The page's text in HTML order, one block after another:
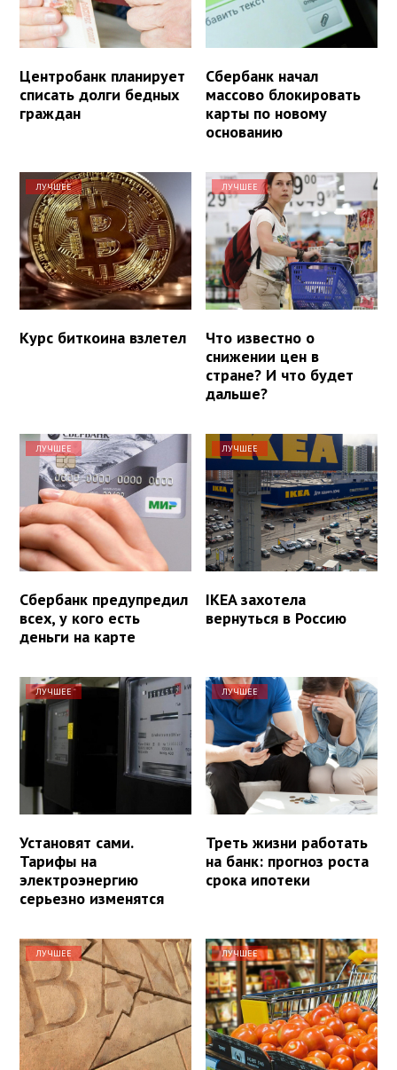
Центробанк планирует
списать долги бедных
граждан
Сбербанк начал
массово блокировать
карты по новому
основанию
ЛУЧШЕЕ
Курс биткоина взлетел
ЛУЧШЕЕ
Что известно о
снижении цен в
стране? И что будет
дальше?
ЛУЧШЕЕ
Сбербанк предупредил
всех, у кого есть
деньги на карте
ЛУЧШЕЕ
IKEA захотела
вернуться в Россию
ЛУЧШЕЕ
Установят сами.
Тарифы на
электроэнергию
серьезно изменятся
ЛУЧШЕЕ
Треть жизни работать
на банк: прогноз роста
срока ипотеки
ЛУЧШЕЕ ЛУЧШЕЕ